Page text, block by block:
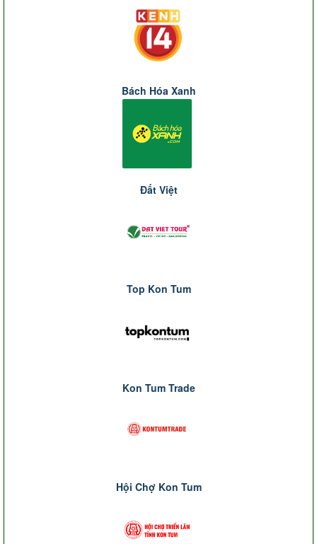
Bách Hóa Xanh
Đất Việt
Top Kon Tum
Kon Tum Trade
Hội Chợ Kon Tum